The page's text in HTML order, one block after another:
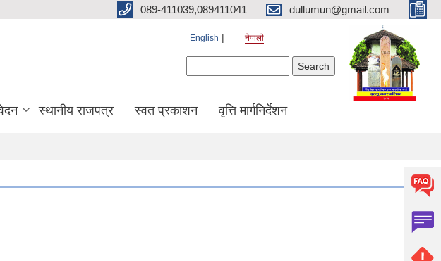
089-411039,089411041 dullumun@gmail.com
English नेपाली
स्थानीय राजपत्र स्वत प्रकाशन वृत्ति मार्गनिर्देशन